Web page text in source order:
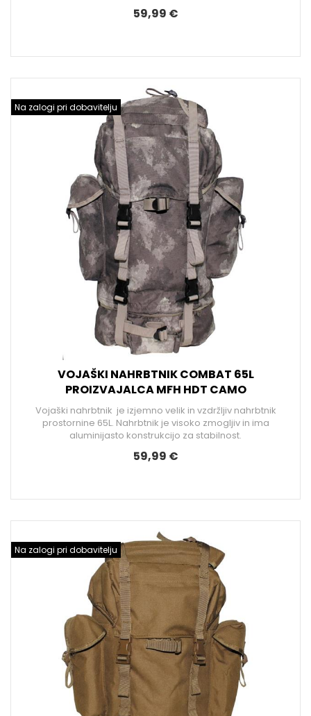
59,99 €
Na zalogi pri dobavitelju
VOJAŠKI NAHRBTNIK COMBAT 65L
PROIZVAJALCA MFH HDT CAMO
Vojaški nahrbtnik je izjemno velik in vzdržljiv nahrbtnik
prostornine 65L. Nahrbtnik je visoko zmogljiv in ima
aluminijasto konstrukcijo za stabilnost.
59,99 €
Na zalogi pri dobavitelju